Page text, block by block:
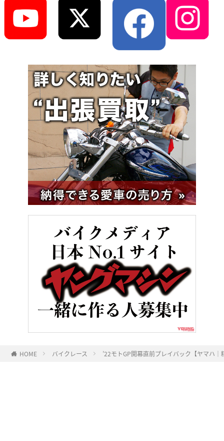
HOME バイクレース ’22モトGP開幕直前プレイバック【ヤマハ